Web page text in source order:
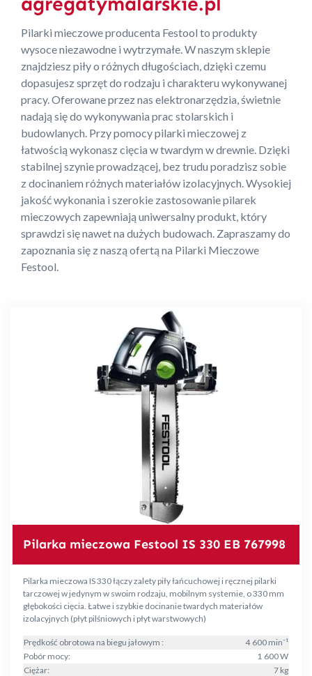
Pilarki mieczowe producenta Festool to produkty
wysoce niezawodne i wytrzymałe. W naszym sklepie
znajdziesz piły o różnych długościach, dzięki czemu
dopasujesz sprzęt do rodzaju i charakteru wykonywanej
pracy. Oferowane przez nas elektronarzędzia, świetnie
nadają się do wykonywania prac stolarskich i
budowlanych. Przy pomocy pilarki mieczowej z
łatwością wykonasz cięcia w twardym w drewnie. Dzięki
stabilnej szynie prowadzącej, bez trudu poradzisz sobie
z docinaniem różnych materiałów izolacyjnych. Wysokiej
jakość wykonania i szerokie zastosowanie pilarek
mieczowych zapewniają uniwersalny produkt, który
sprawdzi się nawet na dużych budowach. Zapraszamy do
zapoznania się z naszą ofertą na Pilarki Mieczowe
Festool.
Pilarka mieczowa Festool IS 330 EB 767998
Pilarka mieczowa IS 330 łączy zalety piły łańcuchowej i ręcznej pilarki
tarczowej w jedynym w swoim rodzaju, mobilnym systemie, o 330 mm
głębokości cięcia. Łatwe i szybkie docinanie twardych materiałów
izolacyjnych (płyt pilśniowych i płyt warstwowych)
Prędkość obrotowa na biegu jałowym :
4 600 min⁻¹
Pobór mocy:
1 600 W
Ciężar:
7 kg